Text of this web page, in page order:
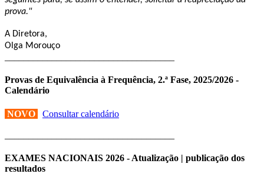
prova."
A Diretora,
Olga Morouço
Provas de Equivalência à Frequência, 2.ª Fase, 2025/2026 -
Calendário
NOVO Consultar calendário
EXAMES NACIONAIS 2026 - Atualização | publicação dos
resultados